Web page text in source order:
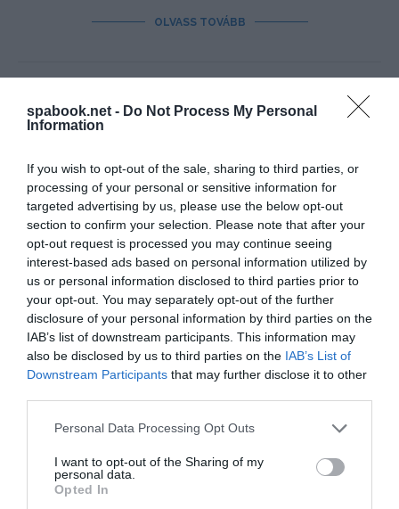
spabook.net - Do Not Process My Personal
Information
If you wish to opt-out of the sale, sharing to third parties, or
processing of your personal or sensitive information for
targeted advertising by us, please use the below opt-out
section to confirm your selection. Please note that after your
opt-out request is processed you may continue seeing
interest-based ads based on personal information utilized by
us or personal information disclosed to third parties prior to
your opt-out. You may separately opt-out of the further
disclosure of your personal information by third parties on the
IAB’s list of downstream participants. This information may
also be disclosed by us to third parties on the IAB’s List of
Downstream Participants that may further disclose it to other
Please note that this website/app uses one or more Google
not limited to your visit or usage behaviour. You may click to
grant or deny consent to Google and its third-party tags to
use your data for below specified purposes in below Google
Personal Data Processing Opt Outs
I want to opt-out of the Sharing of my
personal data.
Opted In
OLVASS TOVÁBB
AKCIÓKAT ÉS SZÉP-KÁRTYÁS FIZETÉSI